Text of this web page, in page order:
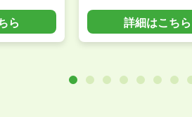
ら 詳細はこちら